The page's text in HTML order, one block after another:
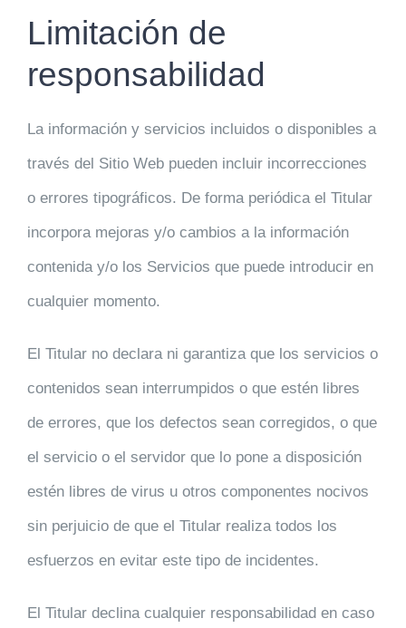
Limitación de
responsabilidad
La información y servicios incluidos o disponibles a
través del Sitio Web pueden incluir incorrecciones
o errores tipográficos. De forma periódica el Titular
incorpora mejoras y/o cambios a la información
contenida y/o los Servicios que puede introducir en
cualquier momento.
El Titular no declara ni garantiza que los servicios o
contenidos sean interrumpidos o que estén libres
de errores, que los defectos sean corregidos, o que
el servicio o el servidor que lo pone a disposición
estén libres de virus u otros componentes nocivos
sin perjuicio de que el Titular realiza todos los
esfuerzos en evitar este tipo de incidentes.
El Titular declina cualquier responsabilidad en caso